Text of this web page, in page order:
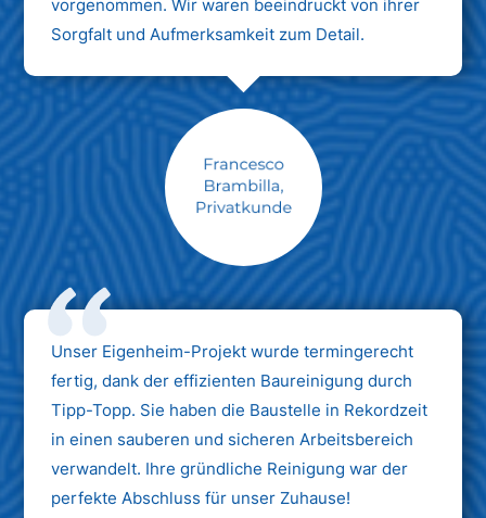
vorgenommen. Wir waren beeindruckt von ihrer
Sorgfalt und Aufmerksamkeit zum Detail.
Max Mustermann
Unternehmen AG
Unser Eigenheim-Projekt wurde termingerecht
fertig, dank der effizienten Baureinigung durch
Tipp-Topp. Sie haben die Baustelle in Rekordzeit
in einen sauberen und sicheren Arbeitsbereich
verwandelt. Ihre gründliche Reinigung war der
perfekte Abschluss für unser Zuhause!